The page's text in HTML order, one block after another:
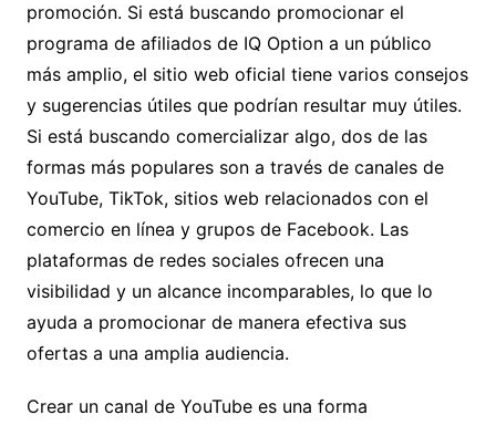
promoción. Si está buscando promocionar el
programa de afiliados de IQ Option a un público
más amplio, el sitio web oficial tiene varios consejos
y sugerencias útiles que podrían resultar muy útiles.
Si está buscando comercializar algo, dos de las
formas más populares son a través de canales de
YouTube, TikTok, sitios web relacionados con el
comercio en línea y grupos de Facebook. Las
plataformas de redes sociales ofrecen una
visibilidad y un alcance incomparables, lo que lo
ayuda a promocionar de manera efectiva sus
ofertas a una amplia audiencia.
Crear un canal de YouTube es una forma